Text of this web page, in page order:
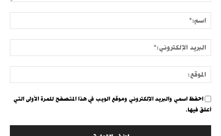
احفظ اسمي والبريد الإلكتروني وموقع الويب في هذا المتصفح للمرة الأولى التي
أعلق فيها.